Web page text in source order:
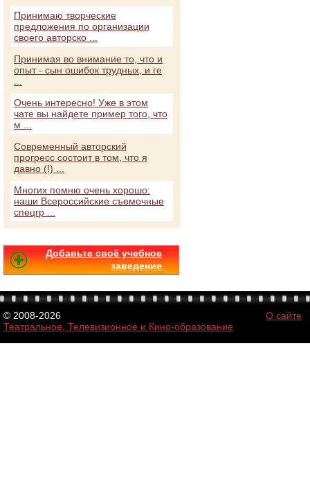
Принимаю творческие
предложения по организации
своего авторско ...
Принимая во внимание то, что и
опыт - сын ошибок трудных, и ге
Очень интересно! Уже в этом
чате вы найдете пример того, что
м ...
Современный авторский
прогресс состоит в том, что я
давно (!) ...
Многих помню очень хорошо:
наши Всероссийские съемочные
спецгр ...
Добавьте своё учебное
заведение
© 2008-2026
Театральное, Телевизионное и Кино-образование
О сайте